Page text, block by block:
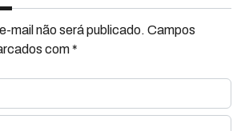
mail não será publicado. Campos
com *